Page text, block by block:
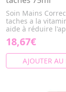
Soin Mains
taches a la
aide à réduire
18,67€
AJOUTER AU